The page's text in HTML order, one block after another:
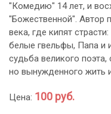
"Комедию" 14 лет, и
"Божественной". Автор
века, где кипят
белые гвельфы, Папа и
судьба великого
но вынужденного жить
Цена: 100 руб.